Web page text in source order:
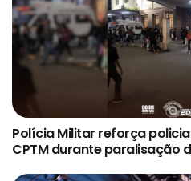
Polícia Militar reforça
CPTM durante paralisação